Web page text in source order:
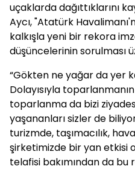
uçaklarda dağıttıklarını
Aycı, "Atatürk
kalkışla yeni bir rekora
düşüncelerinin sorulması
“Gökten ne yağar da yer
Dolayısıyla
toparlanma da bizi
yaşananları sizler de
turizmde, taşımacılık,
şirketimizde bir yan etkisi
telafisi bakımından da